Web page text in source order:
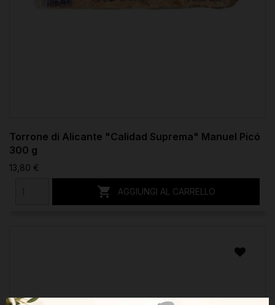
Torrone di Alicante "Calidad Suprema" Manuel Picó
300 g
13,80 €
 AGGIUNGI AL CARRELLO